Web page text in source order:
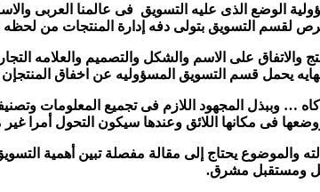
الذى عليه التسويق فى عالمنا العربى
لقسم التسويق بتولى دفه إدارة المنتجات من لحظه
والاتفاق على الاسم والشكل والتصميم
يحمل قسم التسويق المسؤوليه عن اخفاق المنتجإن
… وببذل المجهود اللازم فى تجميع المعلومات
فى مكانها اللائق وعندها سيكون التحول أمرا
والموضوع يحتاج إلى مقالة مفصلة تبين أهمية
ومستقبل مشرق.